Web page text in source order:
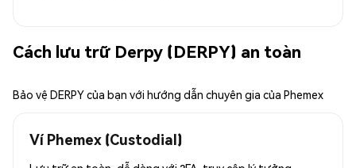
Cách lưu trữ Derpy (DERPY) an toàn
Bảo vệ DERPY của bạn với hướng dẫn chuyên gia của Phemex
Ví Phemex (Custodial)